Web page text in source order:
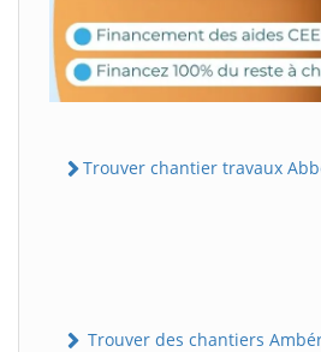
Trouver chantier travaux
Trouver des chantiers